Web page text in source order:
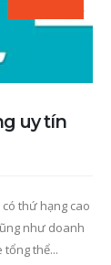
uy tín
thứ hạng cao
như doanh
thể...